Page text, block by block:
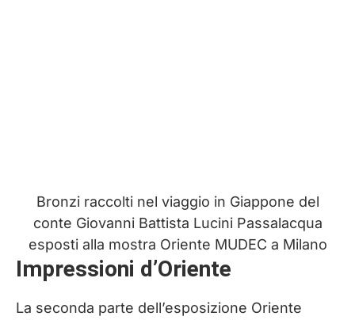
Bronzi raccolti nel viaggio in Giappone del
conte Giovanni Battista Lucini Passalacqua
esposti alla mostra Oriente MUDEC a Milano
Impressioni d’Oriente
La seconda parte dell’esposizione Oriente